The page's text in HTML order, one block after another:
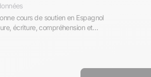
cours de soutien en Espagnol
écriture, compréhension et